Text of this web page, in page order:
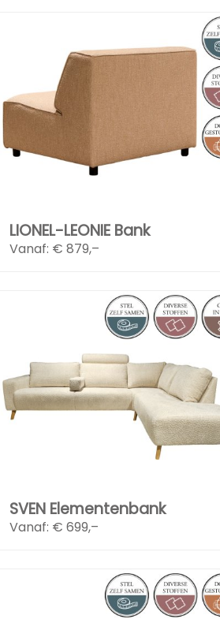
LIONEL-LEONIE Bank
Vanaf: € 879,–
SVEN Elementenbank
Vanaf: € 699,–